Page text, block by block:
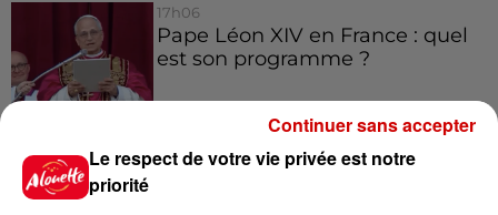
17h06
Pape Léon XIV en France : quel
est son programme ?
15h54
Le respect de votre vie privée est notre
priorité
Continuer sans accepter